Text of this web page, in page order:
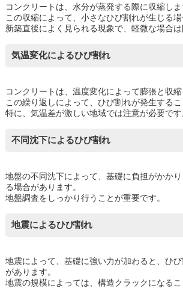
コンクリートは、水分が蒸発する際に収縮しま
この収縮によって、小さなひび割れが生じる場
新築直後によく見られる現象で、軽微な場合は
気温変化によるひび割れ
コンクリートは、温度変化によって膨張と収縮
この繰り返しによって、ひび割れが発生するこ
特に、気温差が激しい地域では注意が必要です
不同沈下によるひび割れ
地盤の不同沈下によって、基礎に負担がかか
る場合があります。
地盤調査をしっかり行うことが重要です。
地震によるひび割れ
地震によって、基礎に強い力が加わると、ひ
があります。
地震の規模によっては、構造クラックになるこ